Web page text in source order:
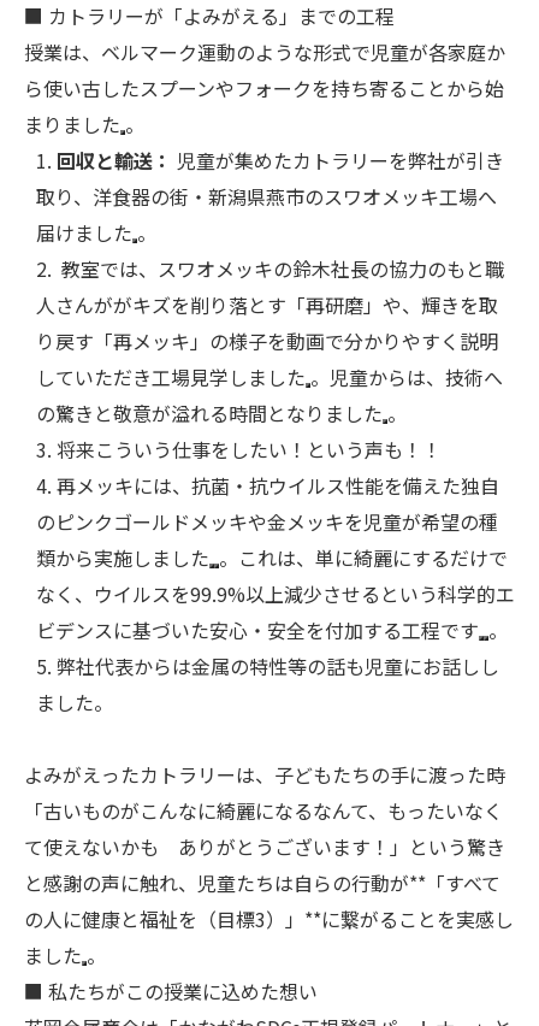
■ カトラリーが「よみがえる」までの工程
授業は、ベルマーク運動のような形式で児童が各家庭か
ら使い古したスプーンやフォークを持ち寄ることから始
まりました 。
回収と輸送： 児童が集めたカトラリーを弊社が引き
取り、洋食器の街・新潟県燕市のスワオメッキ工場へ
届けました 。
教室では、スワオメッキの鈴木社長の協力のもと職
人さんががキズを削り落とす「再研磨」や、輝きを取
り戻す「再メッキ」の様子を動画で分かりやすく説明
していただき工場見学しました 。児童からは、技術へ
の驚きと敬意が溢れる時間となりました 。
将来こういう仕事をしたい！という声も！！
再メッキには、抗菌・抗ウイルス性能を備えた独自
のピンクゴールドメッキや金メッキを児童が希望の種
類から実施しました 。これは、単に綺麗にするだけで
なく、ウイルスを99.9%以上減少させるという科学的エ
ビデンスに基づいた安心・安全を付加する工程です 。
弊社代表からは金属の特性等の話も児童にお話しし
ました。
よみがえったカトラリーは、子どもたちの手に渡った時
「古いものがこんなに綺麗になるなんて、もったいなく
て使えないかも ありがとうございます！」という驚き
と感謝の声に触れ、児童たちは自らの行動が**「すべて
の人に健康と福祉を（目標3）」**に繋がることを実感し
ました 。
■ 私たちがこの授業に込めた想い